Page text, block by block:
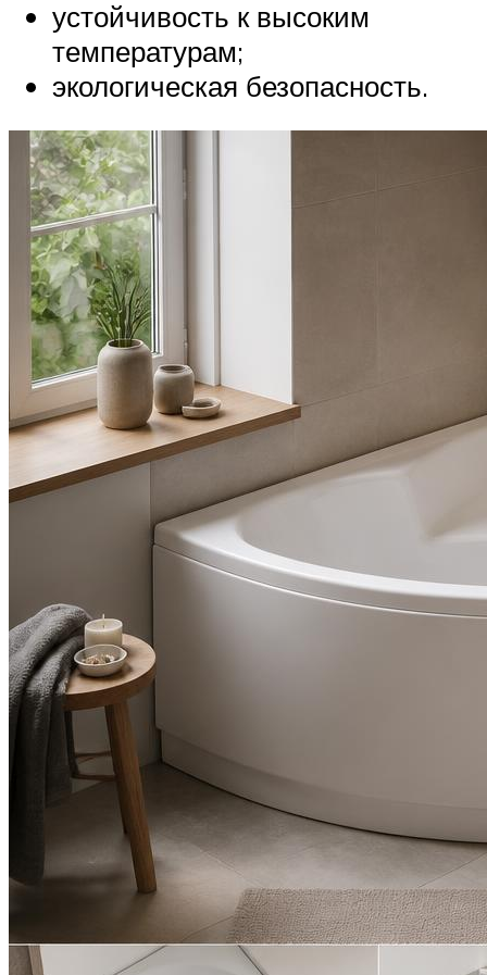
устойчивость к высоким
температурам;
экологическая безопасность.